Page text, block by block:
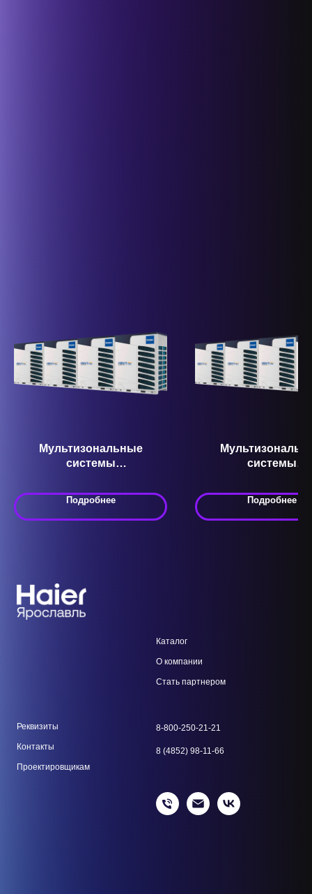
Мультизональные
системы
AV94IMVEVA Серия MRV 5
Подробнее
системы
AV118NMVETR
5 P
Подробнее
Каталог
О компании
Стать партнером
Реквизиты
Контакты
Проектировщикам
8-800-250-21-21
8 (4852) 98-11-66